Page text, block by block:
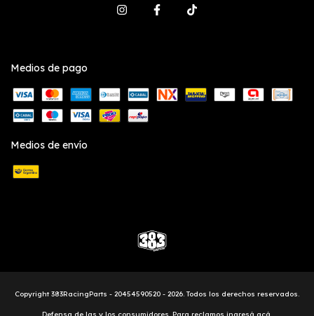
Medios de pago
Medios de envío
Copyright 383RacingParts - 20454590520 - 2026. Todos los derechos reservados.